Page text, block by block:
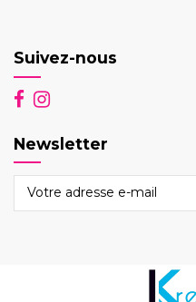
Suivez-nous
Newsletter